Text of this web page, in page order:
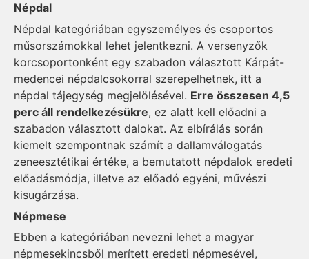
Népdal
Népdal kategóriában egyszemélyes és csoportos
műsorszámokkal lehet jelentkezni. A versenyzők
korcsoportonként egy szabadon választott Kárpát-
medencei népdalcsokorral szerepelhetnek, itt a
népdal tájegység megjelölésével. Erre összesen 4,5
perc áll rendelkezésükre, ez alatt kell előadni a
szabadon választott dalokat. Az elbírálás során
kiemelt szempontnak számít a dallamválogatás
zeneesztétikai értéke, a bemutatott népdalok eredeti
előadásmódja, illetve az előadó egyéni, művészi
kisugárzása.
Népmese
Ebben a kategóriában nevezni lehet a magyar
népmesekincsből merített eredeti népmesével,